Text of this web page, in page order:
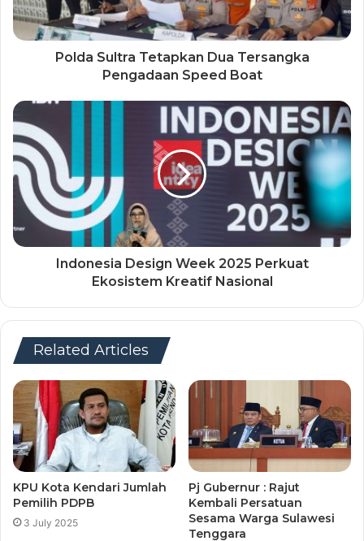
Polda Sultra Tetapkan Dua Tersangka
Pengadaan Speed Boat
Indonesia Design Week 2025 Perkuat
Ekosistem Kreatif Nasional
Related Articles
KPU Kota Kendari Jumlah
Pemilih PDPB
3 July 2025
Pj Gubernur : Rajut
Kembali Persatuan
Sesama Warga Sulawesi
Tenggara